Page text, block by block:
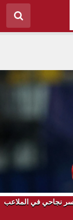
سر نجاحي في الملاعب